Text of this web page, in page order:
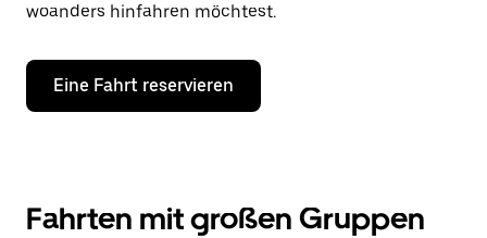
woanders hinfahren möchtest.
Eine Fahrt reservieren
Fahrten mit großen Gruppen